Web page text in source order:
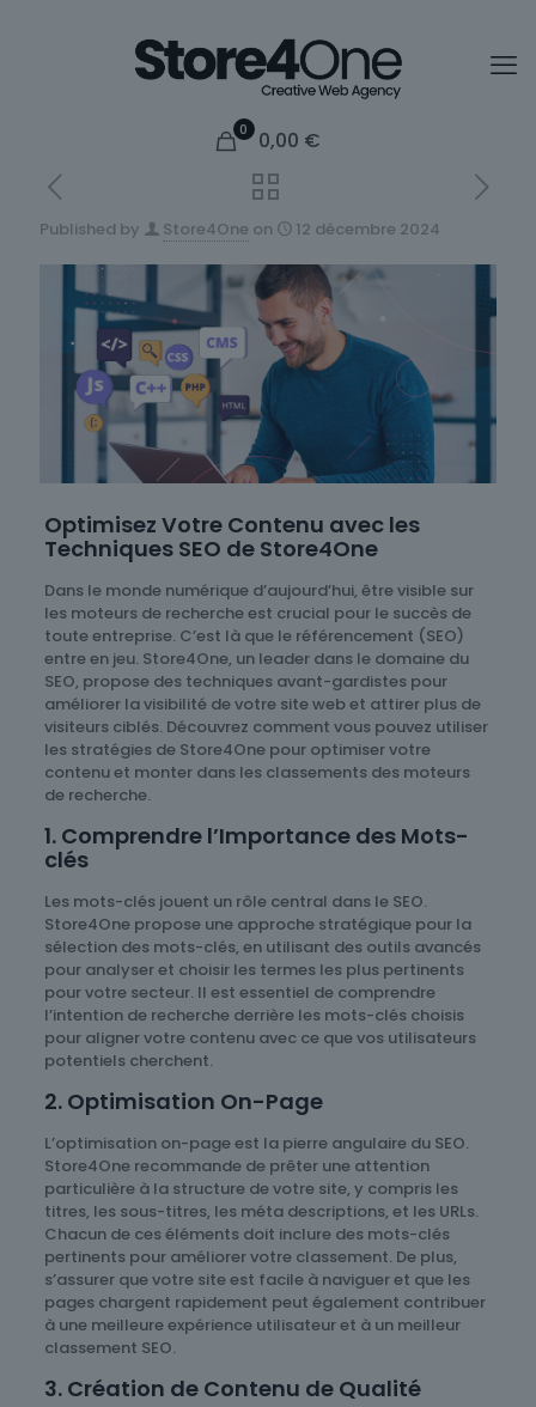
0 0,00 €
Published by Store4One on 12 décembre 2024
Optimisez Votre Contenu avec les
Techniques SEO de Store4One
Dans le monde numérique d’aujourd’hui, être visible sur
les moteurs de recherche est crucial pour le succès de
toute entreprise. C’est là que le référencement (SEO)
entre en jeu. Store4One, un leader dans le domaine du
SEO, propose des techniques avant-gardistes pour
améliorer la visibilité de votre site web et attirer plus de
visiteurs ciblés. Découvrez comment vous pouvez utiliser
les stratégies de Store4One pour optimiser votre
contenu et monter dans les classements des moteurs
de recherche.
1. Comprendre l’Importance des Mots-
clés
Les mots-clés jouent un rôle central dans le SEO.
Store4One propose une approche stratégique pour la
sélection des mots-clés, en utilisant des outils avancés
pour analyser et choisir les termes les plus pertinents
pour votre secteur. Il est essentiel de comprendre
l’intention de recherche derrière les mots-clés choisis
pour aligner votre contenu avec ce que vos utilisateurs
potentiels cherchent.
2. Optimisation On-Page
L’optimisation on-page est la pierre angulaire du SEO.
Store4One recommande de prêter une attention
particulière à la structure de votre site, y compris les
titres, les sous-titres, les méta descriptions, et les URLs.
Chacun de ces éléments doit inclure des mots-clés
pertinents pour améliorer votre classement. De plus,
s’assurer que votre site est facile à naviguer et que les
pages chargent rapidement peut également contribuer
à une meilleure expérience utilisateur et à un meilleur
classement SEO.
3. Création de Contenu de Qualité